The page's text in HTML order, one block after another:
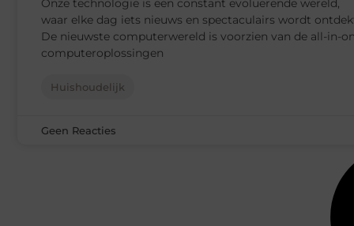
Onze technologie is een constant evoluerende wereld,
waar elke dag iets nieuws en spectaculairs wordt
De nieuwste computerwereld is voorzien van de all-in-
computeroplossingen
Huishoudelijk
Geen Reacties